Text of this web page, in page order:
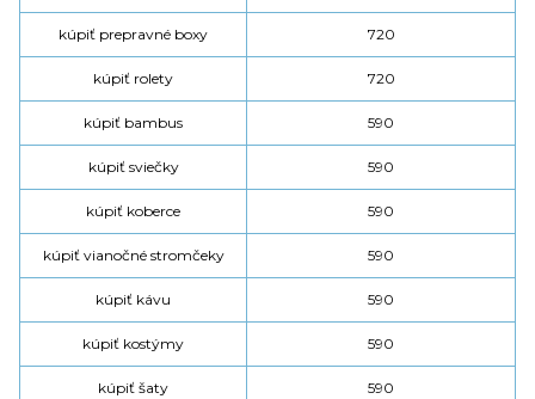
kúpiť prepravné boxy 720
kúpiť rolety 720
kúpiť bambus 590
kúpiť sviečky 590
kúpiť koberce 590
kúpiť vianočné stromčeky 590
kúpiť kávu 590
kúpiť kostýmy 590
kúpiť šaty 590